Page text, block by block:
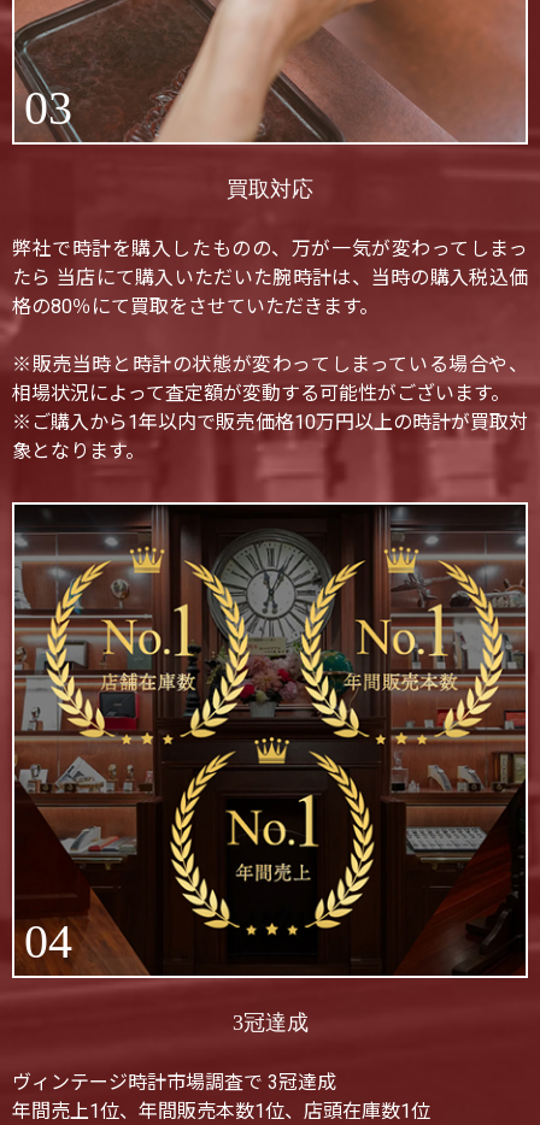
03
買取対応
弊社で時計を購入したものの、万が一気が変わってしまっ
たら 当店にて購入いただいた腕時計は、当時の購入税込価
格の80％にて買取をさせていただきます。
※販売当時と時計の状態が変わってしまっている場合や、
相場状況によって査定額が変動する可能性がございます。
※ご購入から1年以内で販売価格10万円以上の時計が買取対
象となります。
04
3冠達成
ヴィンテージ時計市場調査で 3冠達成
年間売上1位、年間販売本数1位、店頭在庫数1位